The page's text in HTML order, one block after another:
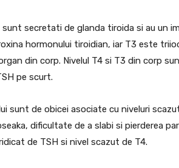
secretati de glanda tiroida si au un
hormonului tiroidian, iar T3 este
din corp. Nivelul T4 si T3 din corp
pe scurt.
sunt de obicei asociate cu niveluri
dificultate de a slabi si pierderea
de TSH si nivel scazut de T4.